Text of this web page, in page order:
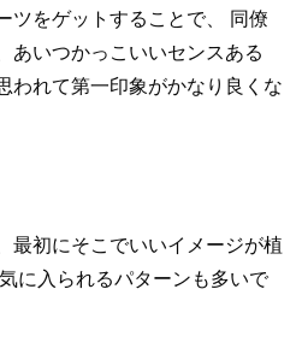
ツをゲットすることで、
同僚
あいつかっこいいセンスある
われて第一印象がかなり良くな
最初にそこでいいイメージが植
に入られるパターンも多いで